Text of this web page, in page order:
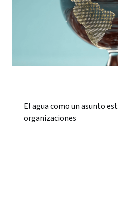
El agua como un asunto
organizaciones